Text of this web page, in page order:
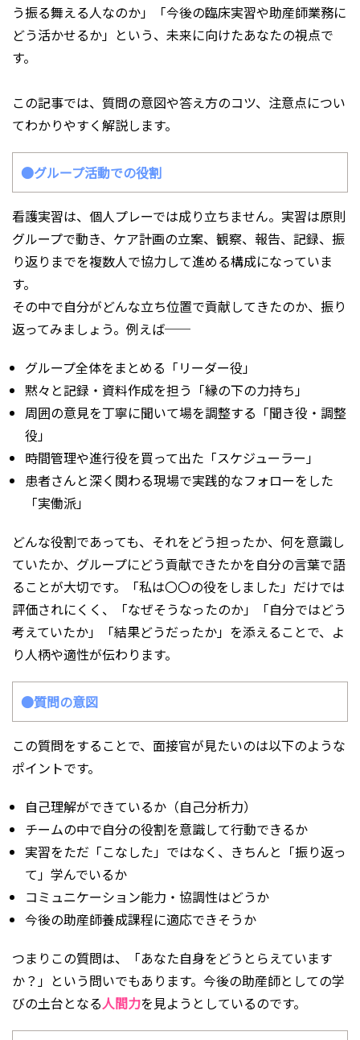
う振る舞える人なのか」「今後の臨床実習や助産師業務に
どう活かせるか」という、未来に向けたあなたの視点で
す。
この記事では、質問の意図や答え方のコツ、注意点につい
てわかりやすく解説します。
●グループ活動での役割
看護実習は、個人プレーでは成り立ちません。実習は原則
グループで動き、ケア計画の立案、観察、報告、記録、振
り返りまでを複数人で協力して進める構成になっていま
す。
その中で自分がどんな立ち位置で貢献してきたのか、振り
返ってみましょう。例えば──
グループ全体をまとめる「リーダー役」
黙々と記録・資料作成を担う「縁の下の力持ち」
周囲の意見を丁寧に聞いて場を調整する「聞き役・調整
役」
時間管理や進行役を買って出た「スケジューラー」
患者さんと深く関わる現場で実践的なフォローをした
「実働派」
どんな役割であっても、それをどう担ったか、何を意識し
ていたか、グループにどう貢献できたかを自分の言葉で語
ることが大切です。「私は〇〇の役をしました」だけでは
評価されにくく、「なぜそうなったのか」「自分ではどう
考えていたか」「結果どうだったか」を添えることで、よ
り人柄や適性が伝わります。
●質問の意図
この質問をすることで、面接官が見たいのは以下のような
ポイントです。
自己理解ができているか（自己分析力）
チームの中で自分の役割を意識して行動できるか
実習をただ「こなした」ではなく、きちんと「振り返っ
て」学んでいるか
コミュニケーション能力・協調性はどうか
今後の助産師養成課程に適応できそうか
つまりこの質問は、「あなた自身をどうとらえています
か？」という問いでもあります。今後の助産師としての学
びの土台となる人間力を見ようとしているのです。